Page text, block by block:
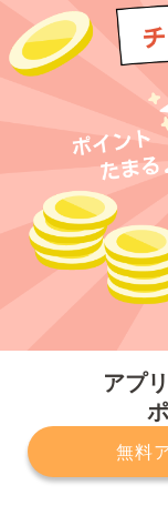
アプ
無料
プライバ
サービスに関し